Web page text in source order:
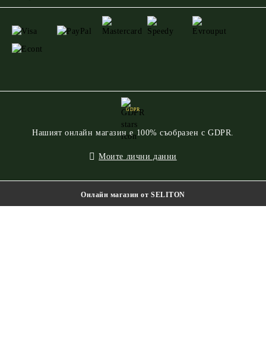
GDPR
Нашият онлайн магазин е 100% съобразен с GDPR.
Моите лични данни
Онлайн магазин от SELITON